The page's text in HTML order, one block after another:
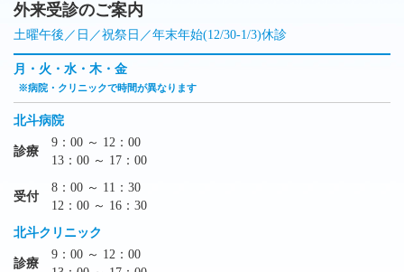
外来受診のご案内
土曜午後／日／祝祭日／年末年始(12/30-1/3)休診
月・火・水・木・金
※病院・クリニックで時間が異なります
北斗病院
診療
9：00 ～ 12：00
13：00 ～ 17：00
受付
8：00 ～ 11：30
12：00 ～ 16：30
北斗クリニック
診療
9：00 ～ 12：00